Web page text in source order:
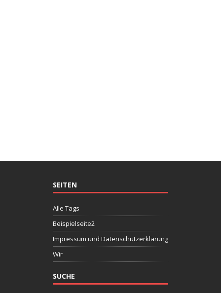
SEITEN
Alle Tags
Beispielseite2
Impressum und Datenschutzerklärung
Wir
SUCHE